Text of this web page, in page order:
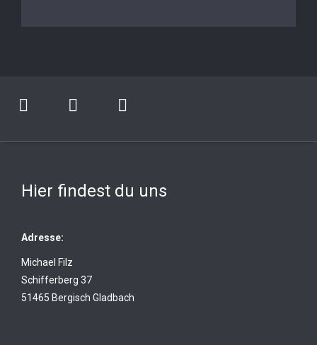
Hier findest du uns
Adresse:
Michael Filz
Schifferberg 37
51465 Bergisch Gladbach